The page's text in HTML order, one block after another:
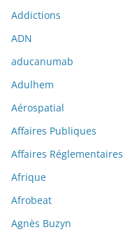
Addictions
ADN
aducanumab
Adulhem
Aérospatial
Affaires Publiques
Affaires Réglementaires
Afrique
Afrobeat
Agnès Buzyn